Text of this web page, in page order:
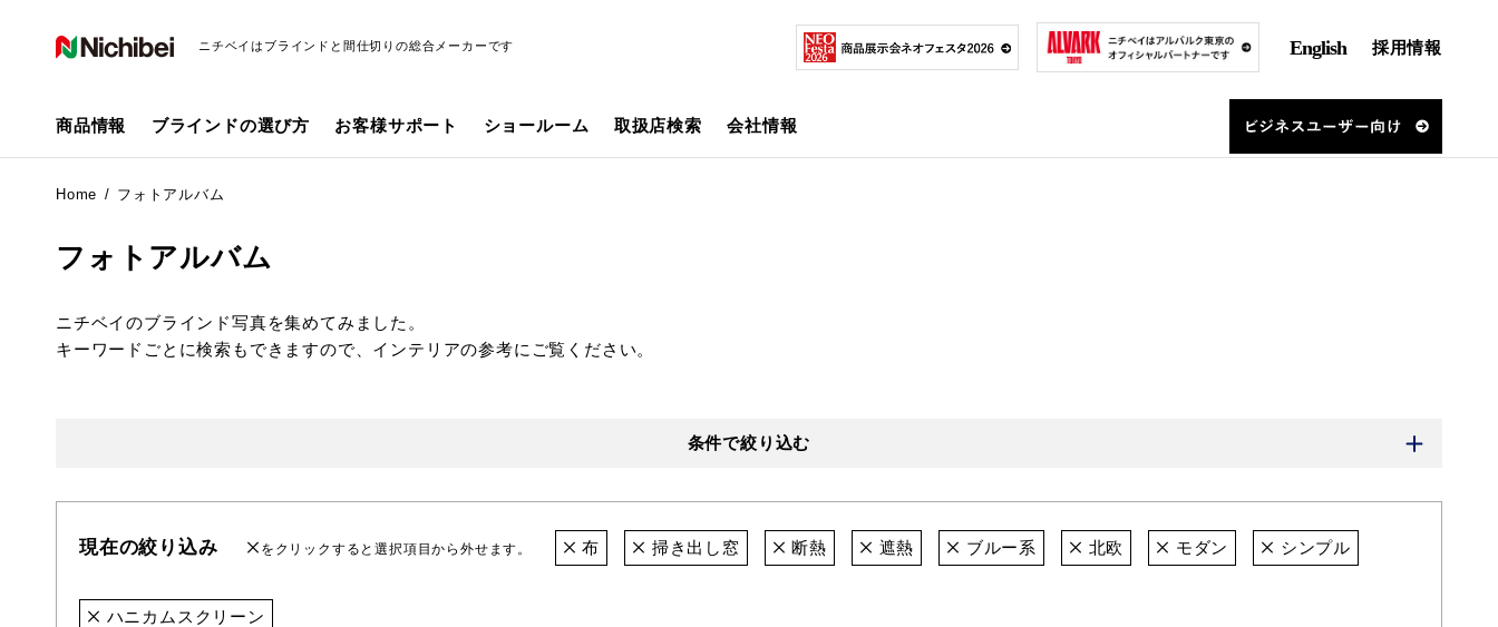
ニチベイはブラインドと間仕切りの総合メーカーです English 採用情報
商品情報 ブラインドの選び方 お客様サポート ショールーム 取扱店検索 会社情報
Home フォトアルバム
フォトアルバム
ニチベイのブラインド写真を集めてみました。
キーワードごとに検索もできますので、インテリアの参考にご覧ください。
条件で絞り込む
現在の絞り込み をクリックすると選択項目から外せます。 布 掃き出し窓 断熱 遮熱 ブルー系 北欧 モダン シンプル
ハニカムスクリーン